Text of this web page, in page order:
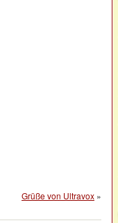
Grüße von Ultravox »